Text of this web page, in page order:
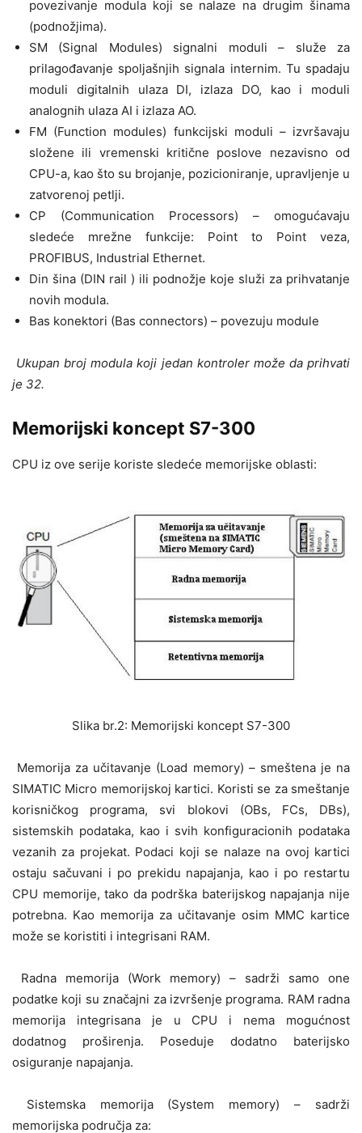
povezivanje modula koji se nalaze na drugim šinama
(podnožjima).
SM (Signal Modules) signalni moduli – služe za
prilagođavanje spoljašnjih signala internim. Tu spadaju
moduli digitalnih ulaza DI, izlaza DO, kao i moduli
analognih ulaza AI i izlaza AO.
FM (Function modules) funkcijski moduli – izvršavaju
složene ili vremenski kritične poslove nezavisno od
CPU-a, kao što su brojanje, pozicioniranje, upravljenje u
zatvorenoj petlji.
CP (Communication Processors) – omogućavaju
sledeće mrežne funkcije: Point to Point veza,
PROFIBUS, Industrial Ethernet.
Din šina (DIN rail ) ili podnožje koje služi za prihvatanje
novih modula.
Bas konektori (Bas connectors) – povezuju module
Ukupan broj modula koji jedan kontroler može da prihvati
je 32.
Memorijski koncept S7-300
CPU iz ove serije koriste sledeće memorijske oblasti:
Slika br.2: Memorijski koncept S7-300
Memorija za učitavanje (Load memory) – smeštena je na
SIMATIC Micro memorijskoj kartici. Koristi se za smeštanje
korisničkog programa, svi blokovi (OBs, FCs, DBs),
sistemskih podataka, kao i svih konfiguracionih podataka
vezanih za projekat. Podaci koji se nalaze na ovoj kartici
ostaju sačuvani i po prekidu napajanja, kao i po restartu
CPU memorije, tako da podrška baterijskog napajanja nije
potrebna. Kao memorija za učitavanje osim MMC kartice
može se koristiti i integrisani RAM.
Radna memorija (Work memory) – sadrži samo one
podatke koji su značajni za izvršenje programa. RAM radna
memorija integrisana je u CPU i nema mogućnost
dodatnog proširenja. Poseduje dodatno baterijsko
osiguranje napajanja.
Sistemska memorija (System memory) – sadrži
memorijska područja za: